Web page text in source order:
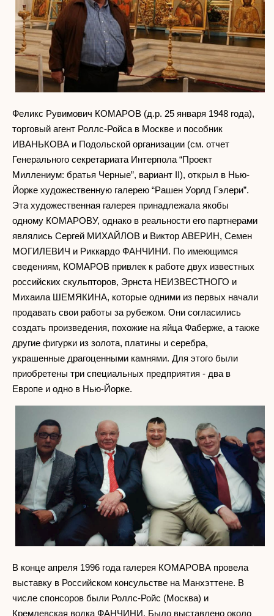
Феликс Рувимович КОМАРОВ (д.р. 25 января 1948 года),
торговый агент Роллс-Ройса в Москве и пособник
ИВАНЬКОВА и Подольской организации (см. отчет
Генерального секретариата Интерпола “Проект
Миллениум: братья Черные”, вариант II), открыл в Нью-
Йорке художественную галерею “Рашен Уорлд Гэлери”.
Эта художественная галерея принадлежала якобы
одному КОМАРОВУ, однако в реальности его партнерами
являлись Сергей МИХАЙЛОВ и Виктор АВЕРИН, Семен
МОГИЛЕВИЧ и Риккардо ФАНЧИНИ. По имеющимся
сведениям, КОМАРОВ привлек к работе двух известных
российских скульпторов, Эрнста НЕИЗВЕСТНОГО и
Михаила ШЕМЯКИНА, которые одними из первых начали
продавать свои работы за рубежом. Они согласились
создать произведения, похожие на яйца Фаберже, а также
другие фигурки из золота, платины и серебра,
украшенные драгоценными камнями. Для этого были
приобретены три специальных предприятия - два в
Европе и одно в Нью-Йорке.
В конце апреля 1996 года галерея КОМАРОВА провела
выставку в Российском консульстве на Манхэттене. В
числе спонсоров были Роллс-Ройс (Москва) и
Кремлевская водка ФАНЧИНИ. Было выставлено около